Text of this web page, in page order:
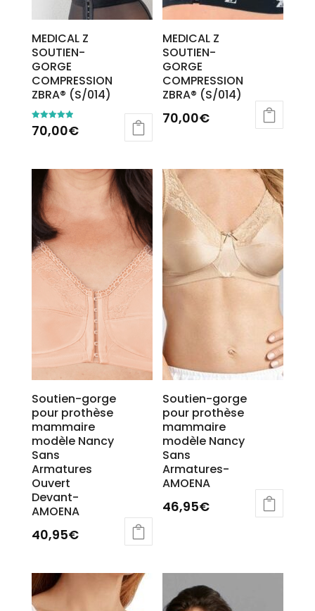
MEDICAL Z
SOUTIEN-
GORGE
COMPRESSION
ZBRA® (S/014)
Note
5.00
70,00€
MEDICAL Z
SOUTIEN-
GORGE
COMPRESSION
ZBRA® (S/014)
70,00€
Soutien-gorge
pour prothèse
mammaire
modèle Nancy
Sans
Armatures
Ouvert
Devant-
AMOENA
40,95€
a
plusieurs
Soutien-gorge
pour prothèse
mammaire
modèle Nancy
Sans
Armatures-
AMOENA
46,95€